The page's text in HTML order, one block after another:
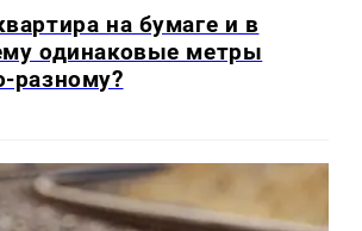
на бумаге и в
одинаковые метры
разному?